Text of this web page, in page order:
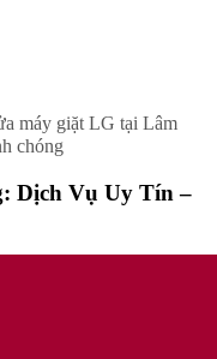
máy giặt LG tại Lâm
chóng
Dịch Vụ Uy Tín –